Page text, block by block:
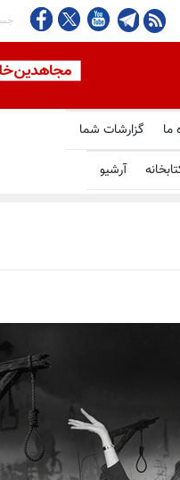
ما گزارشات شما
آرشیو